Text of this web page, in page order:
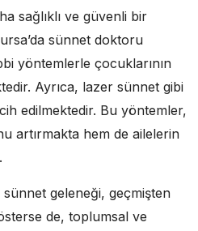
sağlıklı ve güvenli bir
sünnet doktoru
yöntemlerle çocuklarının
Ayrıca, lazer sünnet gibi
edilmektedir. Bu yöntemler,
artırmakta hem de ailelerin
geleneği, geçmişten
de, toplumsal ve